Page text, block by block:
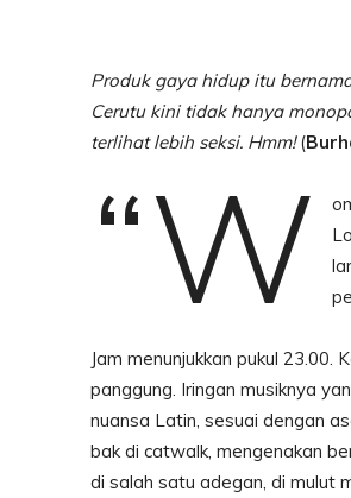
Produk gaya hidup itu
Cerutu kini tidak hanya
terlihat lebih seksi. Hmm!(
“W
Jam menunjukkan pukul
panggung. Iringan musiknya
nuansa Latin, sesuai dengan
bak di catwalk, mengenakan
di salah satu adegan, di mulut